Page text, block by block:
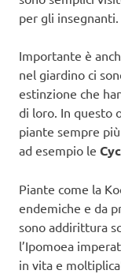
per gli insegnanti.
Importante è
nel giardino ci
estinzione che
di loro. In questo
piante sempre
ad esempio le
Piante come la
endemiche e da
sono addirittura
l’Ipomoea
in vita e